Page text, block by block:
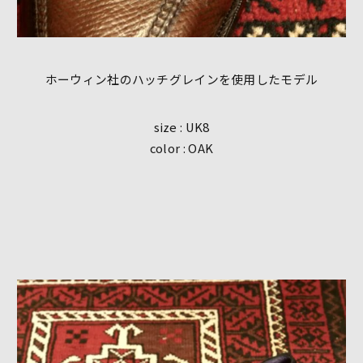
ホーウィン社のハッチグレインを使用したモデル
size : UK8
color : OAK